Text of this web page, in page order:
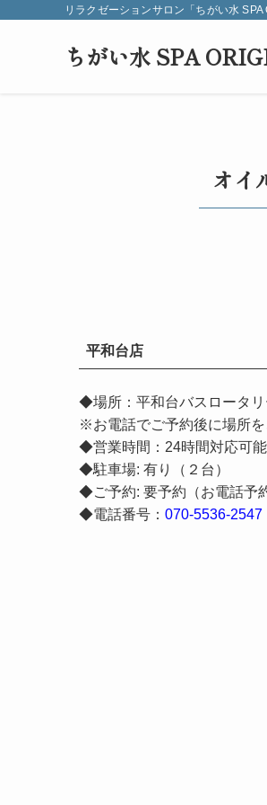
リラクゼーションサロン「ちがい水 SPA
ちがい水 SPA
オイ
平和台店
◆場所：平和台バスロータ
※お電話でご予約後に場所を
◆営業時間：24時間対応可能
◆駐車場: 有り（２台）
◆ご予約: 要予約（お電話予
◆電話番号： 070-5536-2547